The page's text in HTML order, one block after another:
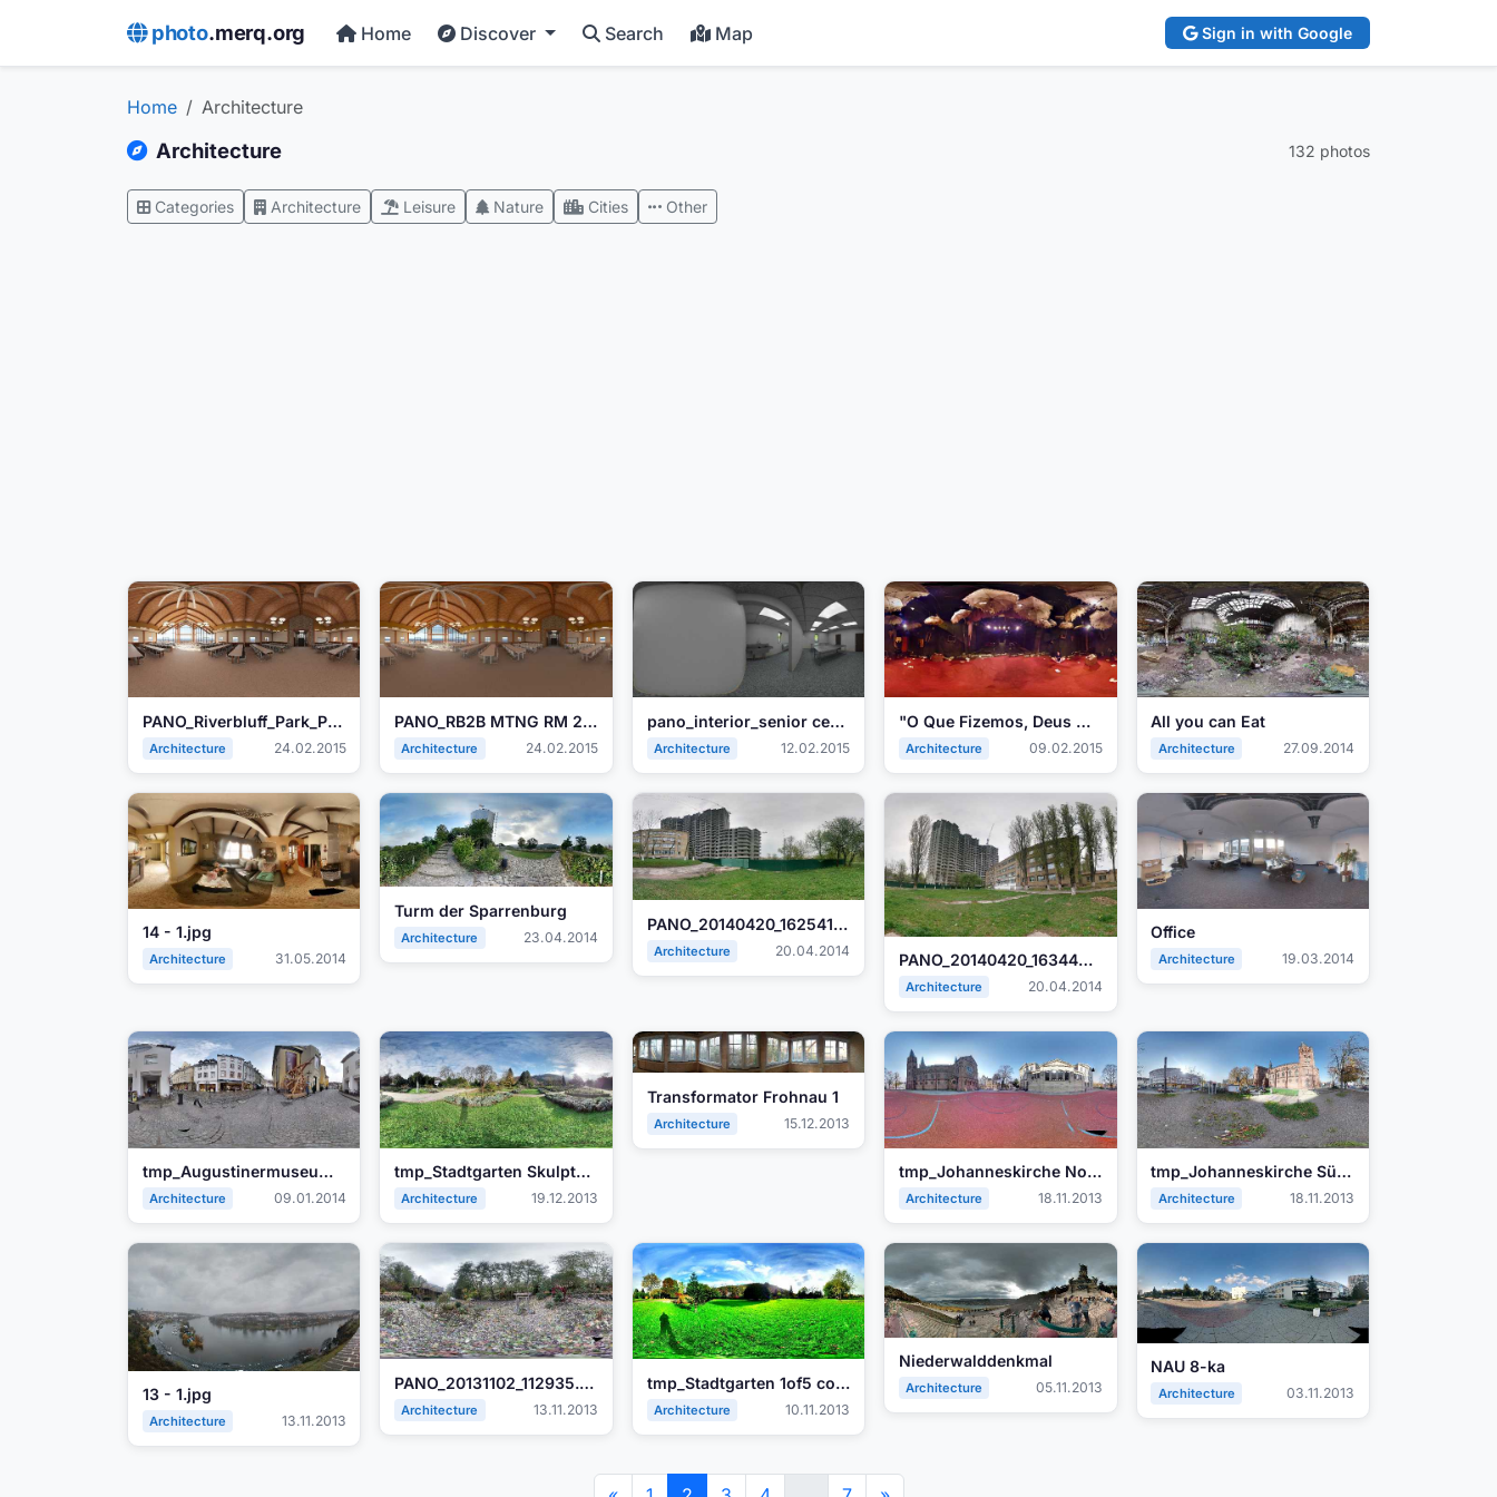
photo.merq.org Home Discover Search Map Sign in with Google
Home Architecture
Architecture 132 photos
Categories Architecture Leisure Nature Cities Other
PANO_Riverbluff_Park_PH2B_Meeting_Room.jpg
Architecture 24.02.2015
PANO_RB2B MTNG RM 2.jpg
Architecture 24.02.2015
pano_interior_senior center.jpg
Architecture 12.02.2015
"O Que Fizemos, Deus Meu"
Architecture 09.02.2015
All you can Eat
Architecture 27.09.2014
14 - 1.jpg
Architecture 31.05.2014
Turm der Sparrenburg
Architecture 23.04.2014
PANO_20140420_162541.jpg
Architecture 20.04.2014 PANO_20140420_163445.jpg
Architecture 20.04.2014
Office
Architecture 19.03.2014
tmp_Augustinermuseum120886532.jpg
Architecture 09.01.2014
tmp_Stadtgarten Skulptur 1242311198811137.jpg
Architecture 19.12.2013
Transformator Frohnau 1
Architecture 15.12.2013
tmp_Johanneskirche Nordseite687928377.jpg
Architecture 18.11.2013
tmp_Johanneskirche Südseite-1335365142.jpg
Architecture 18.11.2013
13 - 1.jpg
Architecture 13.11.2013
PANO_20131102_112935.jpg
Architecture 13.11.2013
tmp_Stadtgarten 1of5 coloured1844000514.JPG
Architecture 10.11.2013
Niederwalddenkmal
Architecture 05.11.2013
NAU 8-ka
Architecture 03.11.2013